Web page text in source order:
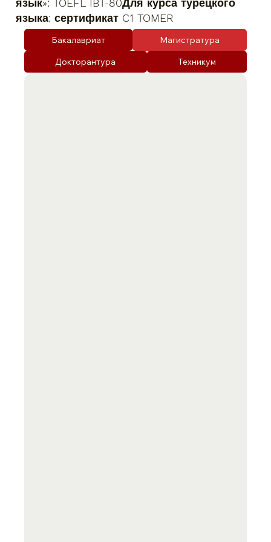
язык»: TOEFL IBT-80Для курса турецкого
языка: сертификат C1 TOMER
Бакалавриат
Магистратура
Докторантура
Техникум